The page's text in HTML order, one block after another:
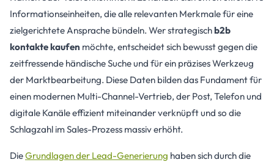
Informationseinheiten, die alle relevanten Merkmale für eine
zielgerichtete Ansprache bündeln. Wer strategischb2b
kontakte kaufen möchte, entscheidet sich bewusst gegen die
zeitfressende händische Suche und für ein präzises Werkzeug
der Marktbearbeitung. Diese Daten bilden das Fundament für
einen modernen Multi-Channel-Vertrieb, der Post, Telefon und
digitale Kanäle effizient miteinander verknüpft und so die
Schlagzahl im Sales-Prozess massiv erhöht.
DieGrundlagen der Lead-Generierung haben sich durch die